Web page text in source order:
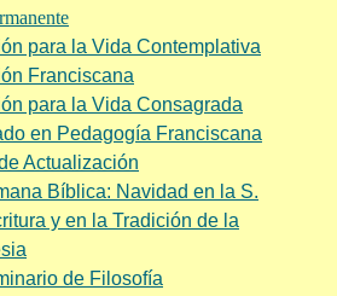
para la Vida Contemplativa
Franciscana
para la Vida Consagrada
en Pedagogía Franciscana
Actualización
Bíblica: Navidad en la S.
y en la Tradición de la
de Filosofía